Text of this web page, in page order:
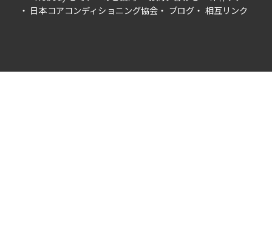
日本コアコンディショニング協会
ブログ 相互リンク